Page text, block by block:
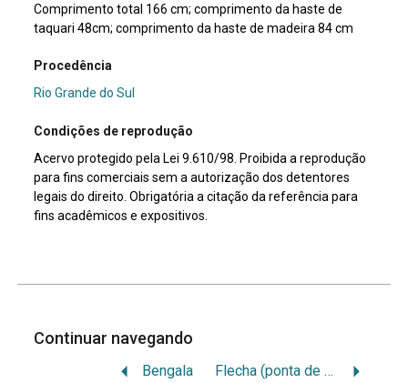
Comprimento total 166 cm; comprimento da haste de
taquari 48cm; comprimento da haste de madeira 84 cm
Procedência
Rio Grande do Sul
Condições de reprodução
Acervo protegido pela Lei 9.610/98. Proibida a reprodução
para fins comerciais sem a autorização dos detentores
legais do direito. Obrigatória a citação da referência para
fins acadêmicos e expositivos.
Continuar navegando
Bengala Flecha (ponta de madeira)